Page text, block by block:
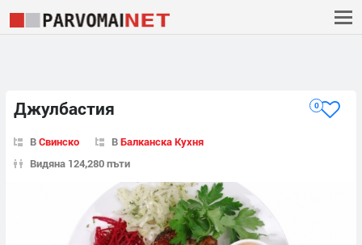
Джулбастия 0
ВСвинско ВБалканска Кухня
Видяна 124,280 пъти